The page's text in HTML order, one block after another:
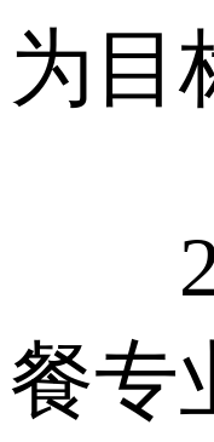
为目
2
餐专